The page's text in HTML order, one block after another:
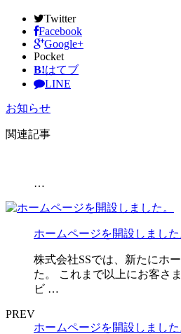
Twitter
Facebook
Google+
Pocket
B!はてブ
LINE
お知らせ
関連記事
…
ホームページを開設しました
株式会社SSでは、新たにホ
た。 これまで以上にお客さ
ビ …
PREV
ホームページを開設しました